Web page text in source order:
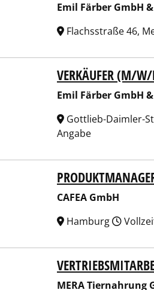
Emil Färber GmbH &
Flachsstraße 46,
Färber GmbH & Co. KG
VERKÄUFER (M/
Emil Färber GmbH &
Gottlieb-Daimler-
Angabe
CAFEA GmbH
Hamburg
Tiernahrung GmbH
MERA Tiernahrung